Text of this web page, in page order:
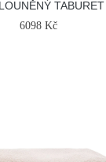
6098 Kč